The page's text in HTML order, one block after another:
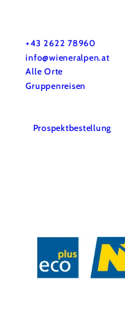
+43 2622 78960
info@wieneralpen.at
Alle Orte
Gruppenreisen
Prospektbestellung